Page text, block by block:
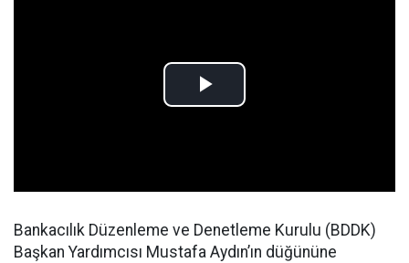
Bankacılık Düzenleme ve Denetleme Kurulu (BDDK)
Başkan Yardımcısı Mustafa Aydın’ın düğününe